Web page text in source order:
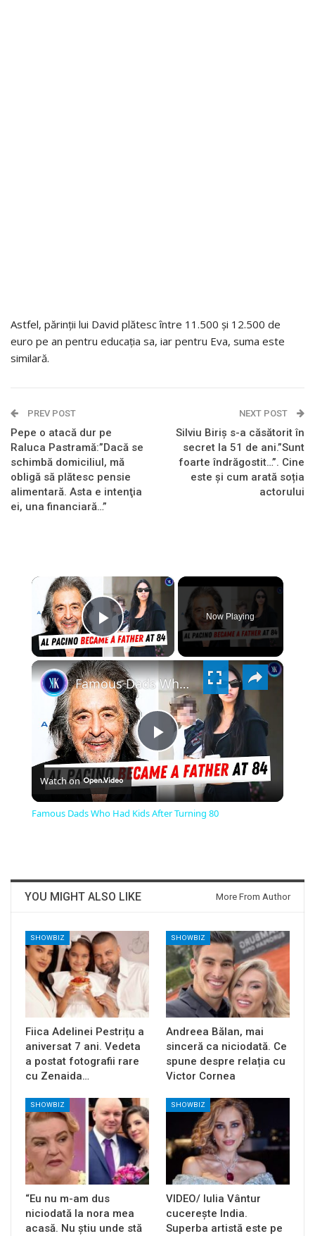
Astfel, părinții lui David plătesc între 11.500 și 12.500 de
euro pe an pentru educația sa, iar pentru Eva, suma este
similară.
PREV POST
Pepe o atacă dur pe
Raluca Pastramă:”Dacă se
schimbă domiciliul, mă
obligă să plătesc pensie
alimentară. Asta e intenţia
ei, una financiară…”
NEXT POST
Silviu Biriș s-a căsătorit în
secret la 51 de ani.”Sunt
foarte îndrăgostit…”. Cine
este și cum arată soția
actorului
×
PLAY
VIDEO
Now Playing
×
PLAY
VIDEO
Famous Dads Who Had Kids After Turning 80
Watch on
Famous Dads Who Had Kids After Turning 80
YOU MIGHT ALSO LIKE More From Author
SHOWBIZ
Fiica Adelinei Pestrițu a
aniversat 7 ani. Vedeta
a postat fotografii rare
cu Zenaida…
SHOWBIZ
Andreea Bălan, mai
sinceră ca niciodată. Ce
spune despre relația cu
Victor Cornea
SHOWBIZ
“Eu nu m-am dus
niciodată la nora mea
acasă. Nu știu unde stă
SHOWBIZ
VIDEO/ Iulia Vântur
cucerește India.
Superba artistă este pe